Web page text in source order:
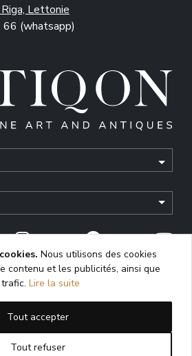
Lettonie
(whatsapp)
reserved. “Antiqon” and the
trademarks of Antiqonart.
prohibited.
to enhance user experience,
ensure proper functioning. By
you consent to the use of cookies
Nous utilisons des cookies
contenu et les publicités, ainsi que
Lire la suite
Tout accepter
Tout refuser